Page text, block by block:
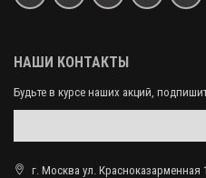
НАШИ КОНТАКТЫ
Будьте в курсе наших акций,
г. Москва ул. Красноказарменная